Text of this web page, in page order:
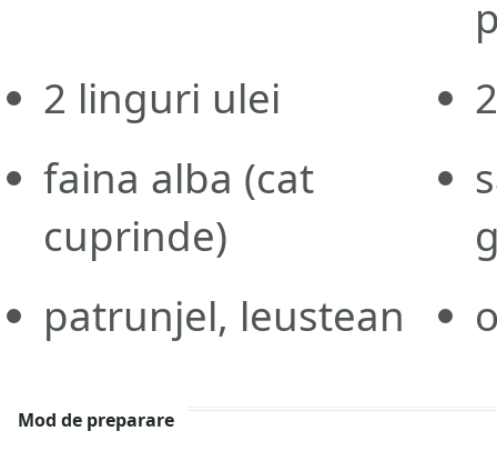
2 linguri ulei
faina alba (cat
cuprinde)
patrunjel, leustean
Mod de preparare